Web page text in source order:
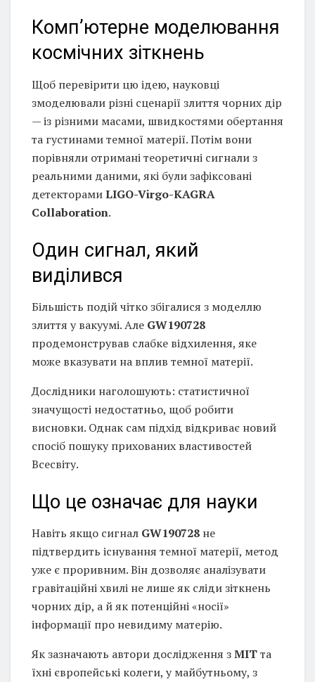
Комп’ютерне моделювання
космічних зіткнень
Щоб перевірити цю ідею, науковці
змоделювали різні сценарії злиття чорних дір
— із різними масами, швидкостями обертання
та густинами темної матерії. Потім вони
порівняли отримані теоретичні сигнали з
реальними даними, які були зафіксовані
детекторамиLIGO-Virgo-KAGRA
Collaboration.
Один сигнал, який
виділився
Більшість подій чітко збігалися з моделлю
злиття у вакуумі. Але GW190728
продемонстрував слабке відхилення, яке
може вказувати на вплив темної матерії.
Дослідники наголошують: статистичної
значущості недостатньо, щоб робити
висновки. Однак сам підхід відкриває новий
спосіб пошуку прихованих властивостей
Всесвіту.
Що це означає для науки
Навіть якщо сигнал GW190728 не
підтвердить існування темної матерії, метод
уже є проривним. Він дозволяє аналізувати
гравітаційні хвилі не лише як сліди зіткнень
чорних дір, а й як потенційні «носії»
інформації про невидиму матерію.
Як зазначають автори дослідження зMITта
їхні європейські колеги, у майбутньому, з